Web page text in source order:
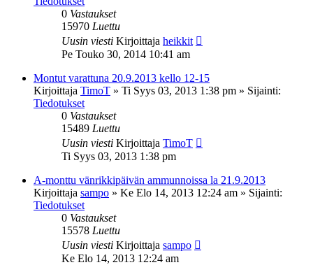
0 Vastaukset
15970 Luettu
Uusin viesti Kirjoittaja heikkit
Pe Touko 30, 2014 10:41 am
Montut varattuna 20.9.2013 kello 12-15
Kirjoittaja TimoT » Ti Syys 03, 2013 1:38 pm » Sijainti:
Tiedotukset
0 Vastaukset
15489 Luettu
Uusin viesti Kirjoittaja TimoT
Ti Syys 03, 2013 1:38 pm
A-monttu vänrikkipäivän ammunnoissa la 21.9.2013
Kirjoittaja sampo » Ke Elo 14, 2013 12:24 am » Sijainti:
Tiedotukset
0 Vastaukset
15578 Luettu
Uusin viesti Kirjoittaja sampo
Ke Elo 14, 2013 12:24 am